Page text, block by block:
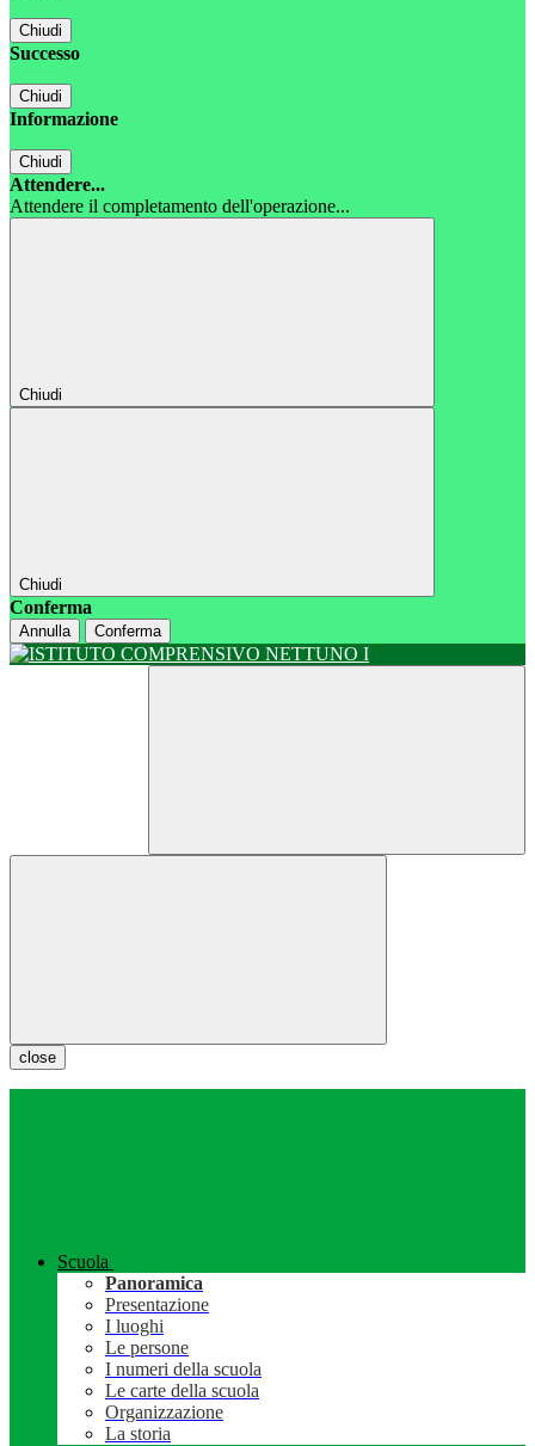
Chiudi
Successo
Chiudi
Informazione
Chiudi
Attendere...
Attendere il completamento dell'operazione...
Chiudi
Chiudi
Conferma
Annulla Conferma
close
Scuola
Panoramica
Presentazione
I luoghi
Le persone
I numeri della scuola
Le carte della scuola
Organizzazione
La storia